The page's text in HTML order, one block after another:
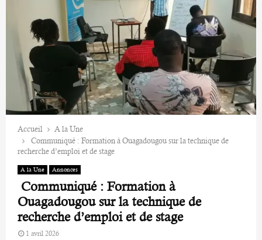
Accueil
A la Une
Communiqué : Formation à Ouagadougou sur la technique de
recherche d’emploi et de stage
A la Une Annonces
Communiqué : Formation à
Ouagadougou sur la technique de
recherche d’emploi et de stage
1 avril 2026